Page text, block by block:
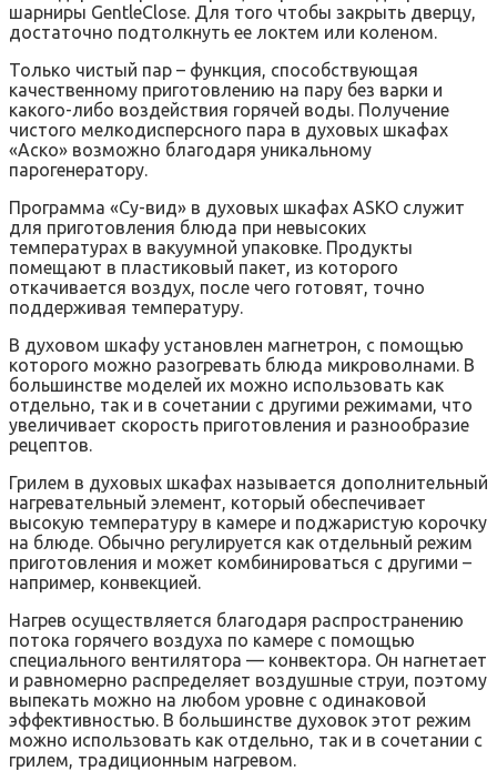
шарниры GentleClose. Для того чтобы закрыть дверцу,
достаточно подтолкнуть ее локтем или коленом.
Только чистый пар – функция, способствующая
качественному приготовлению на пару без варки и
какого-либо воздействия горячей воды. Получение
чистого мелкодисперсного пара в духовых шкафах
«‎Аско» возможно благодаря уникальному
парогенератору.
Программа «Су-вид» в духовых шкафах ASKO служит
для приготовления блюда при невысоких
температурах в вакуумной упаковке. Продукты
помещают в пластиковый пакет, из которого
откачивается воздух, после чего готовят, точно
поддерживая температуру.
В духовом шкафу установлен магнетрон, с помощью
которого можно разогревать блюда микроволнами. В
большинстве моделей их можно использовать как
отдельно, так и в сочетании с другими режимами, что
увеличивает скорость приготовления и разнообразие
рецептов.
Грилем в духовых шкафах называется дополнительный
нагревательный элемент, который обеспечивает
высокую температуру в камере и поджаристую корочку
на блюде. Обычно регулируется как отдельный режим
приготовления и может комбинироваться с другими –
например, конвекцией.
Нагрев осуществляется благодаря распространению
потока горячего воздуха по камере с помощью
специального вентилятора — конвектора. Он нагнетает
и равномерно распределяет воздушные струи, поэтому
выпекать можно на любом уровне с одинаковой
эффективностью. В большинстве духовок этот режим
можно использовать как отдельно, так и в сочетании с
грилем, традиционным нагревом.